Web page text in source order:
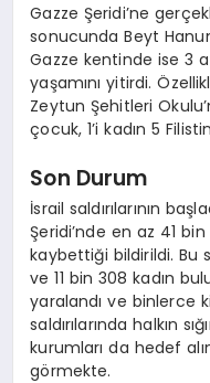
Gazze Şeridi’ne
sonucunda Beyt
Gazze kentinde ise 3
yaşamını yitirdi.
Zeytun Şehitleri
çocuk, 1’i kadın 5
Son Durum
İsrail saldırılarının
Şeridi’nde en az 41 bin
kaybettiği bildirildi. Bu
ve 11 bin 308 kadın
yaralandı ve binlerce
saldırılarında halkın
kurumları da hedef
görmekte.